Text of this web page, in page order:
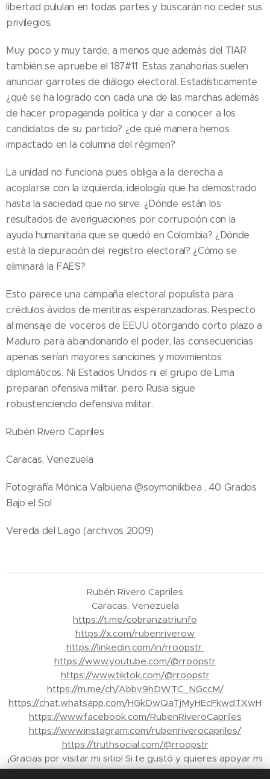
libertad pululan en todas partes y buscarán no ceder sus
privilegios.
Muy poco y muy tarde, a menos que además del TIAR
también se apruebe el 187#11. Estas zanahorias suelen
anunciar garrotes de diálogo electoral. Estadísticamente
¿qué se ha logrado con cada una de las marchas además
de hacer propaganda politica y dar a conocer a los
candidatos de su partido? ¿de qué manera hemos
impactado en la columna del régimen?
La unidad no funciona pues obliga a la derecha a
acoplarse con la izquierda, ideología que ha demostrado
hasta la saciedad que no sirve. ¿Dónde están los
resultados de averiguaciones por corrupción con la
ayuda humanitaria que se quedó en Colombia? ¿Dónde
está la depuración del registro electoral? ¿Cómo se
eliminará la FAES?
Esto parece una campaña electoral populista para
crédulos ávidos de mentiras esperanzadoras. Respecto
al mensaje de voceros de EEUU otorgando corto plazo a
Maduro para abandonando el poder, las consecuencias
apenas serían mayores sanciones y movimientos
diplomáticos. Ni Estados Unidos ni el grupo de Lima
preparan ofensiva militar, pero Rusia sigue
robustenciendo defensiva militar.
Rubén Rivero Capriles
Caracas, Venezuela
Fotografía Mónica Valbuena @soymonikbea , 40 Grados
Bajo el Sol
Vereda del Lago (archivos 2009)
Rubén Rivero Capriles
Caracas, Venezuela
https://t.me/cobranzatriunfo
https://x.com/rubenriverow
https://linkedin.com/in/rroopstr
https://www.youtube.com/@rroopstr
https://www.tiktok.com/@rroopstr
https://m.me/ch/Abbv9hDWTC_NGccM/
https://chat.whatsapp.com/HGkDwQaTjMyHEcFkwdTXwH
https://www.facebook.com/RubenRiveroCapriles
https://www.instagram.com/rubenriverocapriles/
https://truthsocial.com/@rroopstr
¡Gracias por visitar mi sitio! Si te gustó y quieres apoyar mi
trabajo, puedes enviar propinas a través de Binance a mi